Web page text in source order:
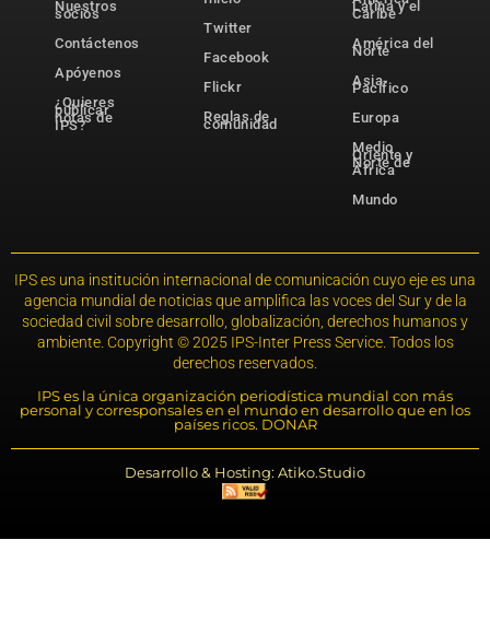
Nuestros
socios
Contáctenos
Apóyenos
¿Quieres
publicar
notas de
IPS?
Twitter
Facebook
Flickr
Reglas de
comunidad
Latina y el
Caribe
América del
Norte
Asia-
Pacífico
Europa
Medio
Oriente y
Norte de
África
Mundo
IPS es una institución internacional de comunicación cuyo eje es una
agencia mundial de noticias que amplifica las voces del Sur y de la
sociedad civil sobre desarrollo, globalización, derechos humanos y
ambiente. Copyright © 2025 IPS-Inter Press Service. Todos los
derechos reservados.
IPS es la única organización periodística mundial con más
personal y corresponsales en el mundo en desarrollo que en los
países ricos. DONAR
Desarrollo & Hosting: Atiko.Studio